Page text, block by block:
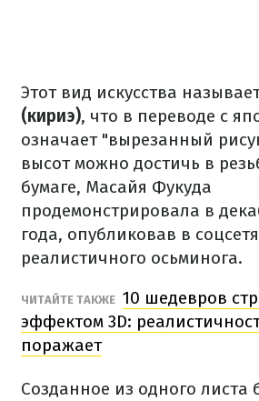
Этот вид искусства
(кириэ), что в переводе с
означает "вырезанный
высот можно достичь в
бумаге, Масайя Фукуда
продемонстрировала в
года, опубликовав в
реалистичного осьминога.
ЧИТАЙТЕ ТАКЖЕ 10 шедевров
эффектом 3D:
поражает
Созданное из одного листа